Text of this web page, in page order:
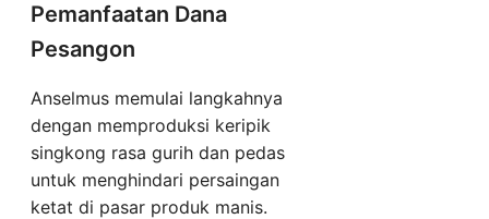
Pemanfaatan Dana
Pesangon
Anselmus memulai langkahnya
dengan memproduksi keripik
singkong rasa gurih dan pedas
untuk menghindari persaingan
ketat di pasar produk manis.